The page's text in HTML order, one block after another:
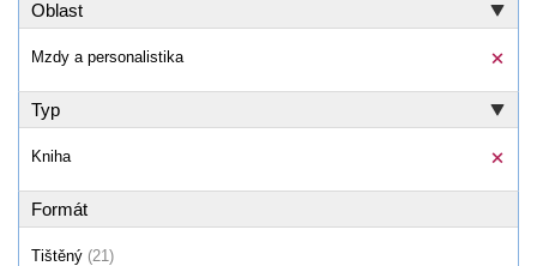
Oblast
Mzdy a personalistika
Typ
Kniha
Formát
Tištěný (21)